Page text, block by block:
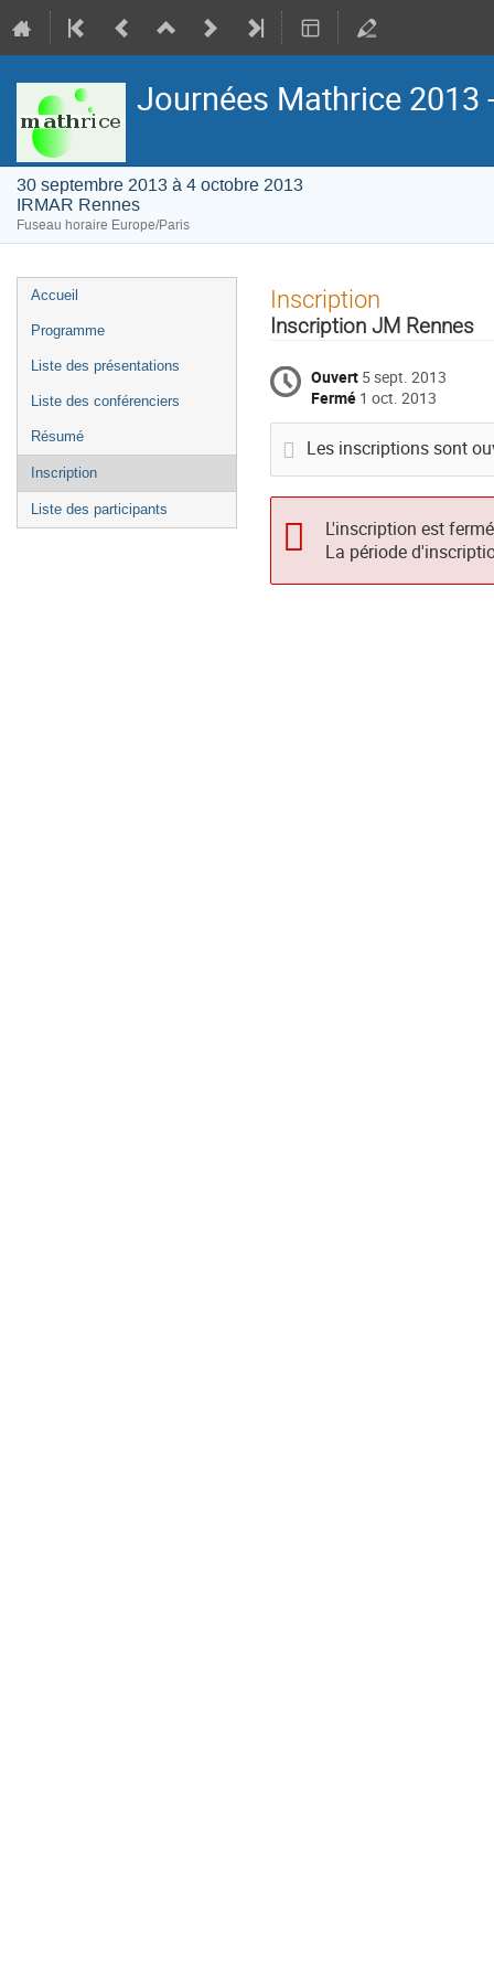
Journées Mathrice 2013
30 septembre 2013 à 4 octobre 2013
IRMAR Rennes
Fuseau horaire Europe/Paris
Menu
de
Accueil
Programme
Liste des présentations
Liste des conférenciers
Résumé
Inscription
Liste des participants
Inscription
Inscription JM Rennes
Ouvert 5 sept. 2013
Fermé 1 oct. 2013
Les inscriptions sont
L'inscription est
La période